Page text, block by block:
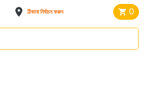
ঠিকানা নির্বাচন করুন 0